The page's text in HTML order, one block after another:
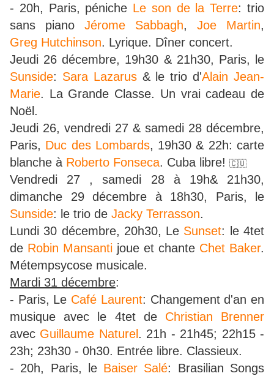
- 20h, Paris, péniche Le son de la Terre: trio
sans piano Jérome Sabbagh, Joe Martin,
Greg Hutchinson. Lyrique. Dîner concert.
Jeudi 26 décembre, 19h30 & 21h30, Paris, le
Sunside: Sara Lazarus& le trio d'Alain Jean-
Marie. La Grande Classe. Un vrai cadeau de
Noël.
Jeudi 26, vendredi 27 & samedi 28 décembre,
Paris, Duc des Lombards, 19h30 & 22h: carte
blanche à Roberto Fonseca. Cuba libre! 🇨🇺
Vendredi 27 , samedi 28 à 19h& 21h30,
dimanche 29 décembre à 18h30, Paris, le
Sunside: le trio de Jacky Terrasson.
Lundi 30 décembre, 20h30, Le Sunset: le 4tet
de Robin Mansanti joue et chante Chet Baker.
Métempsycose musicale.
Mardi 31 décembre:
- Paris, Le Café Laurent: Changement d'an en
musique avec le 4tet de Christian Brenner
avec Guillaume Naturel . 21h - 21h45; 22h15 -
23h; 23h30 - 0h30. Entrée libre. Classieux.
- 20h, Paris, le Baiser Salé: Brasilian Songs